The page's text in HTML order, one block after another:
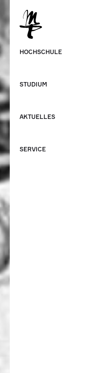
HOCHSCHULE
STUDIUM
AKTUELLES
SERVICE